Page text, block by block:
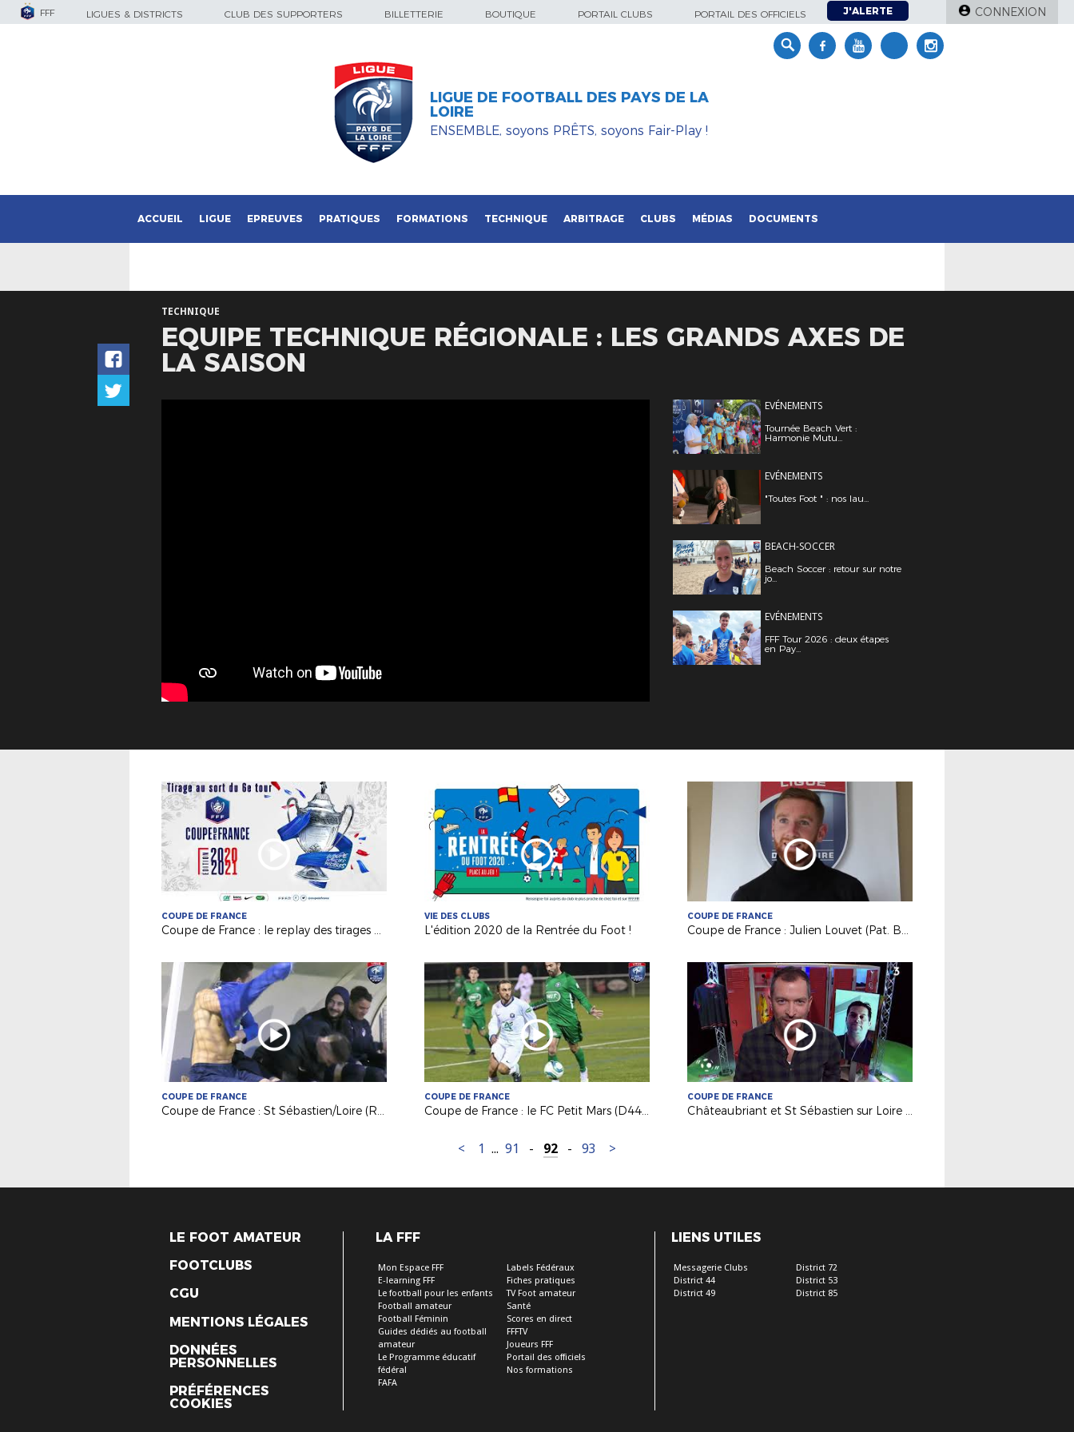
FFF LIGUES & DISTRICTS CLUB DES SUPPORTERS BILLETTERIE BOUTIQUE PORTAIL CLUBS PORTAIL DES OFFICIELS J'ALERTE CONNEXION
LIGUE DE FOOTBALL DES PAYS DE LA
LOIRE
ENSEMBLE, soyons PRÊTS, soyons Fair-Play !
ACCUEIL LIGUE EPREUVES PRATIQUES FORMATIONS TECHNIQUE ARBITRAGE CLUBS MÉDIAS DOCUMENTS
TECHNIQUE
EQUIPE TECHNIQUE RÉGIONALE : LES GRANDS AXES DE
LA SAISON
EVÉNEMENTS
Tournée Beach Vert :
Harmonie Mutu...
EVÉNEMENTS
"Toutes Foot " : nos lau...
BEACH-SOCCER
Beach Soccer : retour sur notre
jo...
EVÉNEMENTS
FFF Tour 2026 : deux étapes
en Pay...
COUPE DE FRANCE
Coupe de France : le replay des tirages au sort !
VIE DES CLUBS
L'édition 2020 de la Rentrée du Foot !
COUPE DE FRANCE
Coupe de France : Julien Louvet (Pat. Bonnétable) au défi de St Nazaire
COUPE DE FRANCE
Coupe de France : St Sébastien/Loire (R1 Intersport) attend Le Mans (Nat.)
COUPE DE FRANCE
Coupe de France : le FC Petit Mars (D44) à l'assaut du 5e tour !
COUPE DE FRANCE
Châteaubriant et St Sébastien sur Loire sur France 3
< 1 ... 91 - 92 - 93 >
LE FOOT AMATEUR
FOOTCLUBS
CGU
MENTIONS LÉGALES
DONNÉES
PERSONNELLES
PRÉFÉRENCES
COOKIES
LA FFF
Mon Espace FFF
E-learning FFF
Le football pour les enfants
Football amateur
Football Féminin
Guides dédiés au football
amateur
Le Programme éducatif
fédéral
FAFA
Labels Fédéraux
Fiches pratiques
TV Foot amateur
Santé
Scores en direct
FFFTV
Joueurs FFF
Portail des officiels
Nos formations
LIENS UTILES
Messagerie Clubs
District 44
District 49
District 72
District 53
District 85